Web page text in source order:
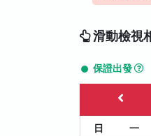
滑動檢視
保證出發
日 一